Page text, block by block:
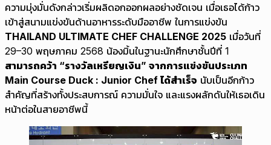
ความมุ่งมั่นดังกล่าวเริ่มผลิดอกออกผลอย่างชัดเจน เมื่อเธอได้ก้าว
เข้าสู่สนามแข่งขันด้านอาหารระดับมืออาชีพ ในการแข่งขัน
THAILAND ULTIMATE CHEF CHALLENGE 2025 เมื่อวันที่
29–30 พฤษภาคม 2568 น้องมิ้นในฐานะนักศึกษาชั้นปีที่ 1
สามารถคว้า “รางวัลเหรียญเงิน” จากการแข่งขันประเภท
Main Course Duck : Junior Chef ได้สำเร็จ นับเป็นอีกก้าว
สำคัญที่สร้างทั้งประสบการณ์ ความมั่นใจ และแรงผลักดันให้เธอเดิน
หน้าต่อในสายอาชีพนี้